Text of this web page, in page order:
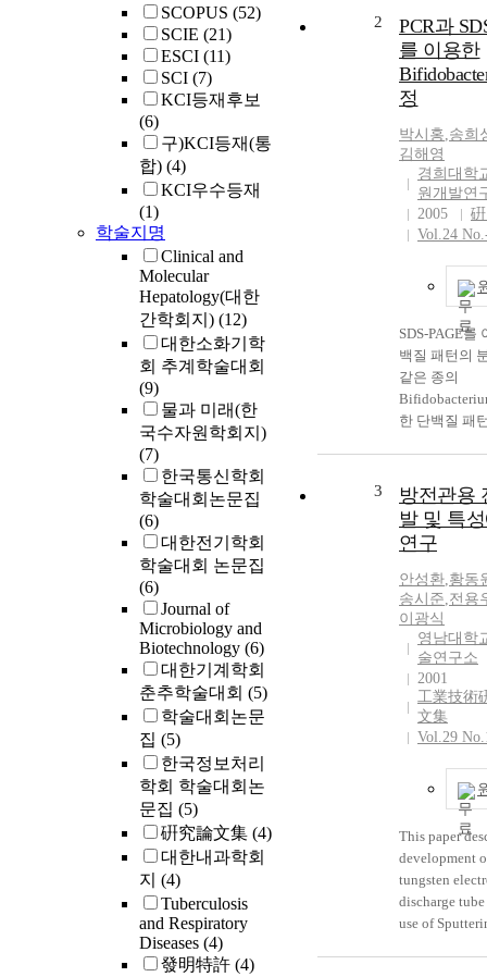
SCOPUS (52)
SCIE (21)
ESCI (11)
SCI (7)
KCI등재후보
(6)
구)KCI등재(통
합) (4)
KCI우수등재
(1)
학술지명
Clinical and
Molecular
Hepatology(대한
간학회지) (12)
대한소화기학
회 추계학술대회
(9)
물과 미래(한
국수자원학회지)
(7)
한국통신학회
학술대회논문집
(6)
대한전기학회
학술대회 논문집
(6)
Journal of
Microbiology and
Biotechnology (6)
대한기계학회
춘추학술대회 (5)
학술대회논문
집 (5)
한국정보처리
학회 학술대회논
문집 (5)
硏究論文集 (4)
대한내과학회
지 (4)
Tuberculosis
and Respiratory
Diseases (4)
發明特許 (4)
2
PCR과
를 이용한
정
박시홍,송희
김해영
경희대학
원개발연
2005
Vol.24
SDS-PAGE를
백질 패턴의
같은 종의
한 단백질 패
다른 패턴을
것을 확인하
SDS-PAGE를
whole cell
분석으로
하고 빠르게
있는 가능성
DNA
상으로 PCR
에 어려움이
catenulatum,
group, B.
SDS-PAGE
과, B.
animalis는 뚜
질 패턴의 차
로써 구별이
PCR 수행 시
3
방전관용
발 및 특
연구
안성환,황동
송시준,전용
이광식
영남대학
술연구소
2001
工業技術
文集
Vol.29
This paper
development
tungsten
discharge
use of